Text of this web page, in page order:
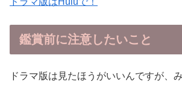
鑑賞前に注意したいこと
ドラマ版は見たほうがいいんですが、